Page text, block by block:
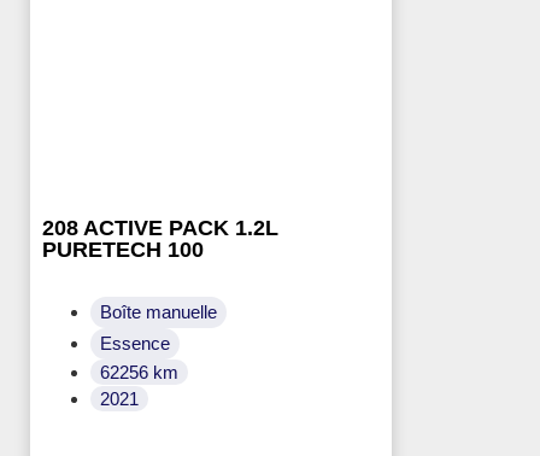
208 ACTIVE PACK 1.2L
PURETECH 100
Boîte manuelle
Essence
62256 km
2021